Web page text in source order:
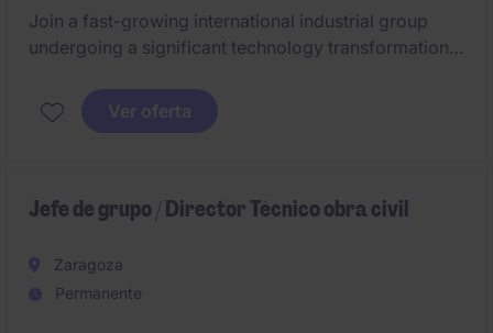
Join a fast-growing international industrial group
undergoing a significant technology transformation
Lead the definition and execution of the global IT
strategy, including the implementation of a future
international organization.
Ver oferta
Jefe de grupo / Director Técnico obra civil
Zaragoza
Permanente